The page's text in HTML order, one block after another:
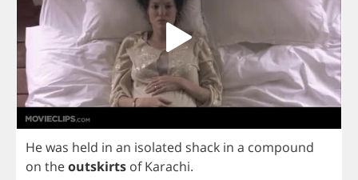
Hewas held in an isolated shack in a compound
on theoutskirts of Karachi.